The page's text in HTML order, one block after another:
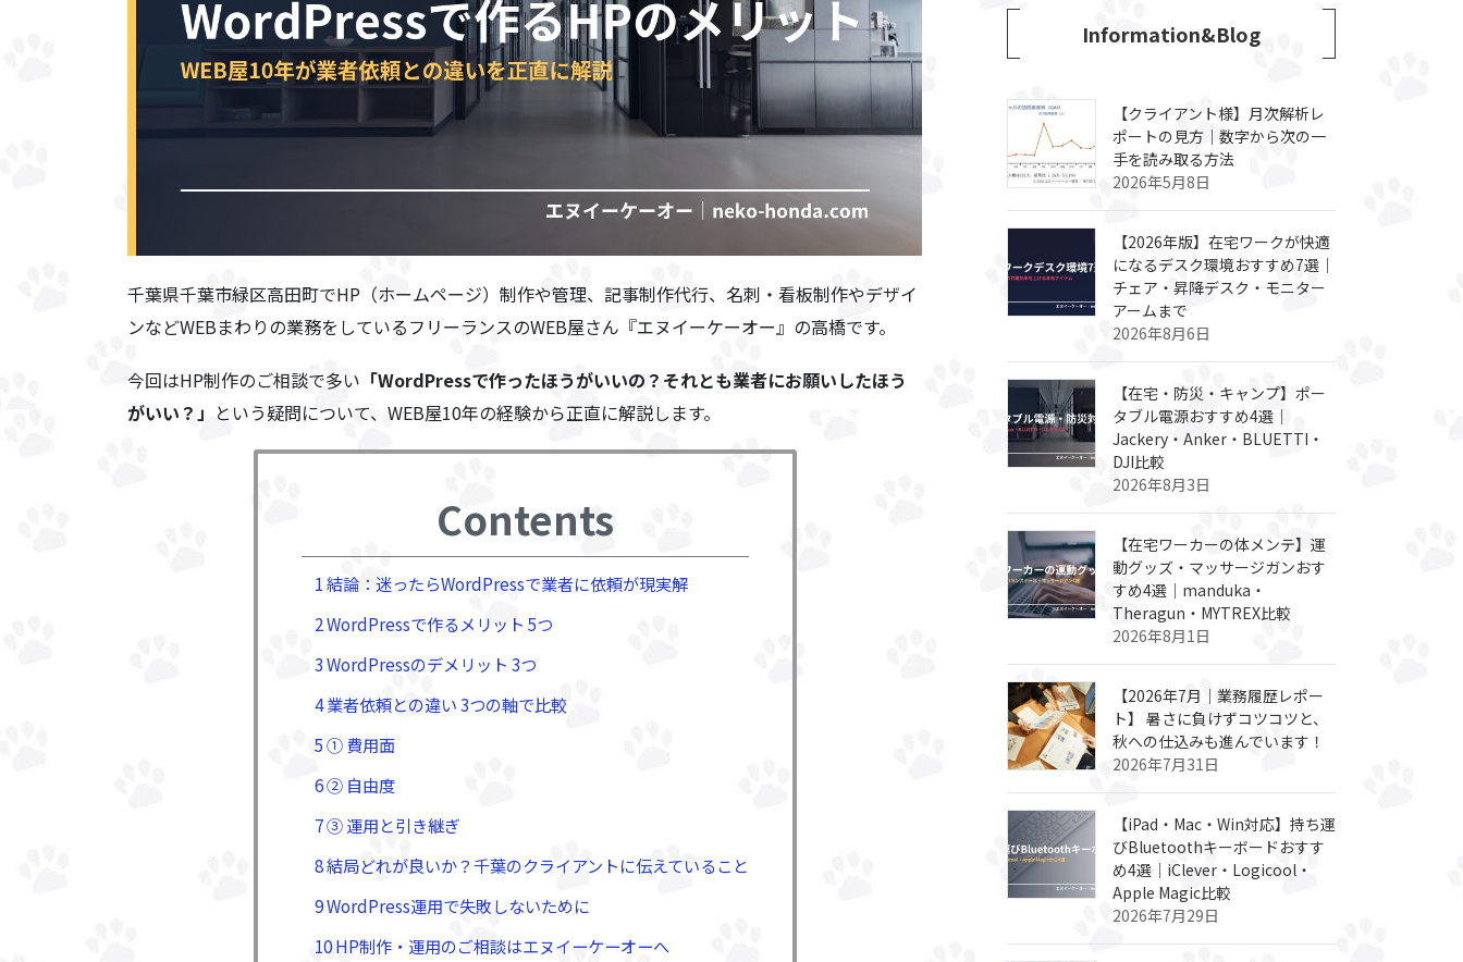
千葉県千葉市緑区高田町でHP（ホームページ）制作や管理、記事制作代行、名刺・看板制作やデザイ
ンなどWEBまわりの業務をしているフリーランスのWEB屋さん『エヌイーケーオー』の高橋です。
今回はHP制作のご相談で多い 「WordPressで作ったほうがいいの？それとも業者にお願いしたほう
がいい？」 という疑問について、WEB屋10年の経験から正直に解説します。
Contents
1 結論：迷ったらWordPressで業者に依頼が現実解
2 WordPressで作るメリット 5つ
3 WordPressのデメリット 3つ
4 業者依頼との違い 3つの軸で比較
5 ① 費用面
6 ② 自由度
7 ③ 運用と引き継ぎ
8 結局どれが良いか？千葉のクライアントに伝えていること
9 WordPress運用で失敗しないために
10 HP制作・運用のご相談はエヌイーケーオーへ
Information&Blog
【クライアント様】月次解析レ
ポートの見方｜数字から次の一
手を読み取る方法
2026年5月8日
【2026年版】在宅ワークが快適
になるデスク環境おすすめ7選｜
チェア・昇降デスク・モニター
アームまで
2026年8月6日
【在宅・防災・キャンプ】ポー
タブル電源おすすめ4選｜
Jackery・Anker・BLUETTI・
DJI比較
2026年8月3日
【在宅ワーカーの体メンテ】運
動グッズ・マッサージガンおす
すめ4選｜manduka・
Theragun・MYTREX比較
2026年8月1日
【2026年7月｜業務履歴レポー
ト】 暑さに負けずコツコツと、
秋への仕込みも進んでいます！
2026年7月31日
【iPad・Mac・Win対応】持ち運
びBluetoothキーボードおすす
め4選｜iClever・Logicool・
Apple Magic比較
2026年7月29日